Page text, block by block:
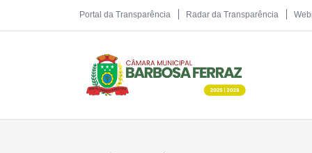
Portal da Transparência Radar da Transparência